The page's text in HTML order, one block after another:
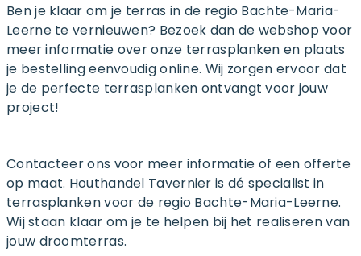
Ben je klaar om je terras in de regio Bachte-Maria-
Leerne te vernieuwen? Bezoek dan de webshop voor
meer informatie over onze terrasplanken en plaats
je bestelling eenvoudig online. Wij zorgen ervoor dat
je de perfecte terrasplanken ontvangt voor jouw
project!
Contacteer ons voor meer informatie of een offerte
op maat. Houthandel Tavernier is dé specialist in
terrasplanken voor de regio Bachte-Maria-Leerne.
Wij staan klaar om je te helpen bij het realiseren van
jouw droomterras.